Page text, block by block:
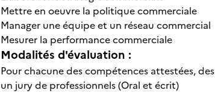
Mettre en oeuvre la politique commerciale
Manager une équipe et un réseau commercial
Mesurer la performance commerciale
Modalités d'évaluation :
Pour chacune des compétences attestées,
un jury de professionnels (Oral et écrit)